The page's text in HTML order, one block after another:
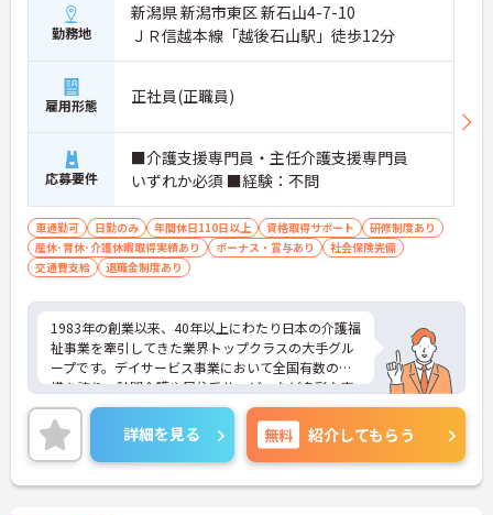
★おすすめPOINT★
＜個別ＯＪＴとチーム連携で着実に成長！＞
のＯＪＴ研修を実施し、ｅラーニングを用いた学習
の機会も提供されます
・施設内には看護師が24時間常駐しており、急変時
の対応や専門的な医療処置は看護師が担当するため
負担が減ります
・介護スタッフと看護スタッフの比率が1対1で相談
しやすく、初任者研修や実務者研修からでも着実に
専門性を高められます
＜残業月7時間以下で身体の負担を軽減！＞
・常勤で働くスタッフの比率が90パーセント以上と
高く、急なシフト変更や無理な長時間勤務が発生し
・訪問スケジュールに沿って施設内でのケアを行う
ため、月平均の残業時間は5時間から7時間程度とか
なり少なめに抑えられます
・夜勤明けの翌日は原則としてお休みとなるシフト
編成が組まれており、しっかりと休息を取りながら
長期的な就業が可能です
＜評価制度でキャリアアップ＞
・介護福祉士や初任者研修などの資格や実務経験、
夜勤回数がしっかりと給与に反映されるためモチベ
ーションを維持できます
勤務地
新潟県 新潟市東区 新石山4-7-10
ＪＲ信越本線「越後石山駅」徒歩12分
雇用形態 正社員(正職員)
応募要件
■介護支援専門員・主任介護支援専門員
いずれか必須 ■経験：不問
車通勤可 日勤のみ 年間休日110日以上 資格取得サポート
研修制度あり
産休･育休･介護休暇取得実績あり
ボーナス・賞与あり
社会保険完備
交通費支給
退職金制度あり
1983年の創業以来、40年以上にわたり日本の介護福
祉事業を牽引してきた業界トップクラスの大手グル
ープです。デイサービス事業において全国有数の規
模を誇り、訪問介護や居住系サービスなど多彩な事
業を展開することで、地域のあらゆるニーズにワン
ストップで応える体制を確立しています。ダイバー
シティ経営を積極的に推進し、多様な人材が能力を
発揮できる職場環境の構築に注力している点も大き
な特色です。また、大規模災害を見据えたBCP（事
詳細を見る 無料 紹介してもらう